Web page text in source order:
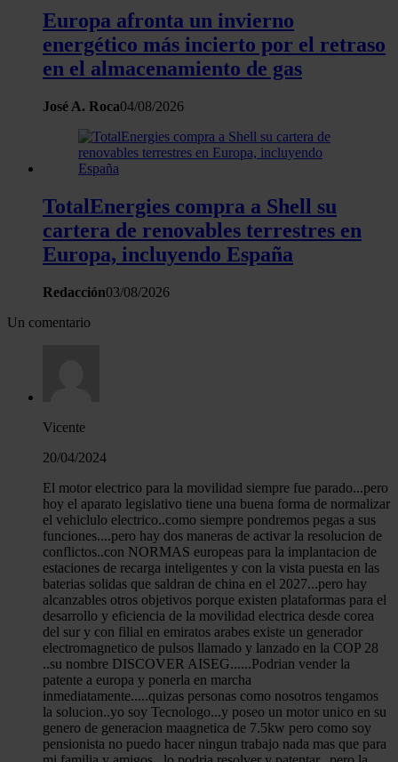
Europa afronta un invierno
energético más incierto por el retraso
en el almacenamiento de gas
José A. Roca04/08/2026
TotalEnergies compra a Shell su
cartera de renovables terrestres en
Europa, incluyendo España
Redacción03/08/2026
Un comentario
Vicente
20/04/2024
El motor electrico para la movilidad siempre fue parado...pero
hoy el aparato legislativo tiene una buena forma de normalizar
el vehiclulo electrico..como siempre pondremos pegas a sus
funciones....pero hay dos maneras de activar la resolucion de
conflictos..con NORMAS europeas para la implantacion de
estaciones de recarga inteligentes y con la vista puesta en las
baterias solidas que saldran de china en el 2027...pero hay
alcanzables otros objetivos porque existen plataformas para el
desarrollo y eficiencia de la movilidad electrica desde corea
del sur y con filial en emiratos arabes existe un generador
electromagnetico de pulsos llamado y lanzado en la COP 28
..su nombre DISCOVER AISEG......Podrian vender la
patente a europa y ponerla en marcha
inmediatamente.....quizas personas como nosotros tengamos
la solucion..yo soy Tecnologo...y poseo un motor unico en su
genero de generacion maagnetica de 7.5kw pero como soy
pensionista no puedo hacer ningun trabajo nada mas que para